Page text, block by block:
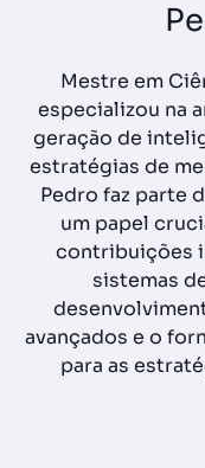
Mestre em
especializou na
geração de
estratégias de
Pedro faz parte
um papel
contribuições
sistemas
avançados e o
para as